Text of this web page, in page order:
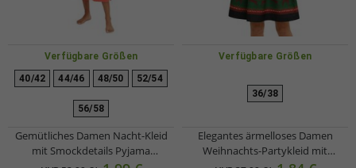
Verfügbare Größen
40/42 44/46 48/50 52/54
56/58
Gemütliches Damen Nacht-Kleid
mit Smockdetails Pyjama
Verfügbare Größen
36/38
Elegantes ärmelloses Damen
Weihnachts-Partykleid mit